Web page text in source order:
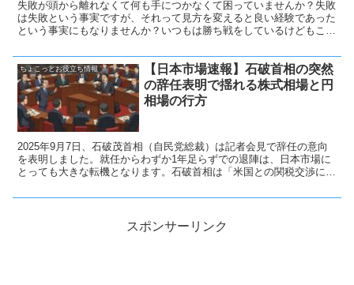
失敗が頭から離れなくて何も手につかなくて困っていませんか？失敗
は失敗という事実ですが、それって見方を変えると良い経験であった
という事実にもなりませんか？いつもは勝ち戦をしているけどもこん
え方を変えると人生豊かになるかも。
ちょこっとお役立ち情報
【日本市場速報】石破首相の突然
の辞任表明で揺れる株式相場と円
相場の行方
2025年9月7日、石破茂首相（自民党総裁）は記者会見で辞任の意向
を表明しました。就任からわずか1年足らずでの退陣は、日本市場に
とっても大きな転機となります。石破首相は「米国との関税交渉に一
しました。市場関係者の間では、石破辞任による政治的空白が円相場
ジア市場では、円が対ドルで下押しされる可能性が高いとされていま
スポンサーリンク